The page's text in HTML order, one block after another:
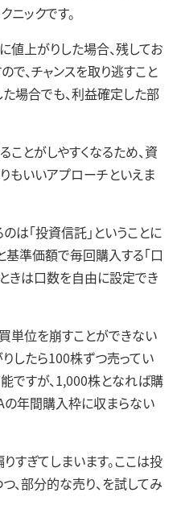
ックです。
上がりした場合、残してお
、チャンスを取り逃すこと
場合でも、利益確定した部
とがしやすくなるため、資
もいいアプローチといえま
は「投資信託」ということに
準価額で毎回購入する「口
きは口数を自由に設定でき
単位を崩すことができない
したら100株ずつ売ってい
ですが、1,000株となれば購
の年間購入枠に収まらない
すぎてしまいます。ここは投
部分的な売り、を試してみ